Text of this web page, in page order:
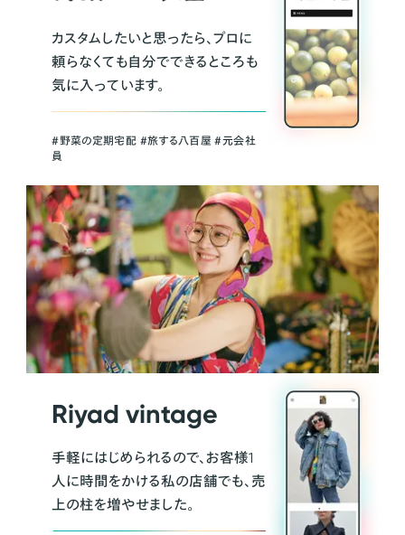
カスタムしたいと思ったら、プロに
頼らなくても自分でできるところも
気に入っています。
＃野菜の定期宅配 ＃旅する八百屋 ＃元会社
員
Riyad vintage
手軽にはじめられるので、お客様1
人に時間をかける私の店舗でも、売
上の柱を増やせました。